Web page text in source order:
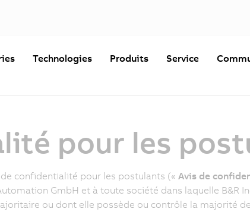
Technologies Produits Service
pour les
confidentialité pour les postulants (« Avis de
GmbH et à toute société dans laquelle B&R
ou dont elle possède ou contrôle la majorité